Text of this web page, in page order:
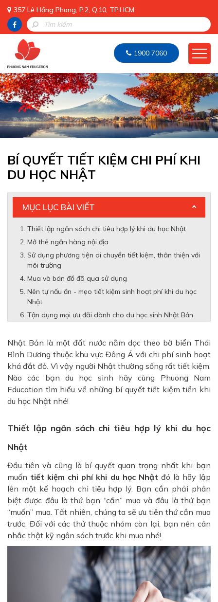
357 Lê Hồng Phong, P.2, Q.10, TP.HCM
1900 7060
BÍ QUYẾT TIẾT KIỆM CHI PHÍ KHI
DU HỌC NHẬT
MỤC LỤC BÀI VIẾT
Thiết lập ngân sách chi tiêu hợp lý khi du học Nhật
Mở thẻ ngân hàng nội địa
Sử dụng phương tiện di chuyển tiết kiệm, thân thiện với
môi trường
Mua và bán đồ đã qua sử dụng
Nên tự nấu ăn - mẹo tiết kiệm sinh hoạt phí khi du học
Nhật
Tận dụng mọi ưu đãi dành cho du học sinh Nhật Bản
Nhật Bản là một đất nước nằm dọc theo bờ biển Thái
Bình Dương thuộc khu vực Đông Á với chi phí sinh hoạt
khá đắt đỏ. Vì vậy người Nhật thường sống rất tiết kiệm.
Nào các bạn du học sinh hãy cùng Phuong Nam
Education tìm hiểu về những bí quyết tiết kiệm tiền khi
du học Nhật nhé!
Thiết lập ngân sách chi tiêu hợp lý khi du học
Nhật
Đầu tiên và cũng là bí quyết quan trọng nhất khi bạn
muốn tiết kiệm chi phí khi du học Nhật đó là hãy lập
lên một kế hoạch chi tiêu hợp lý. Bạn cần phải phân
biệt được đâu là thứ bạn “cần” mua và đâu là thứ bạn
“muốn” mua. Tất nhiên, chúng ta sẽ ưu tiên thứ cần mua
trước. Đối với các thứ thuộc nhóm còn lại, bạn nên cân
nhắc thật kỹ ngân sách trước khi mua nhé!